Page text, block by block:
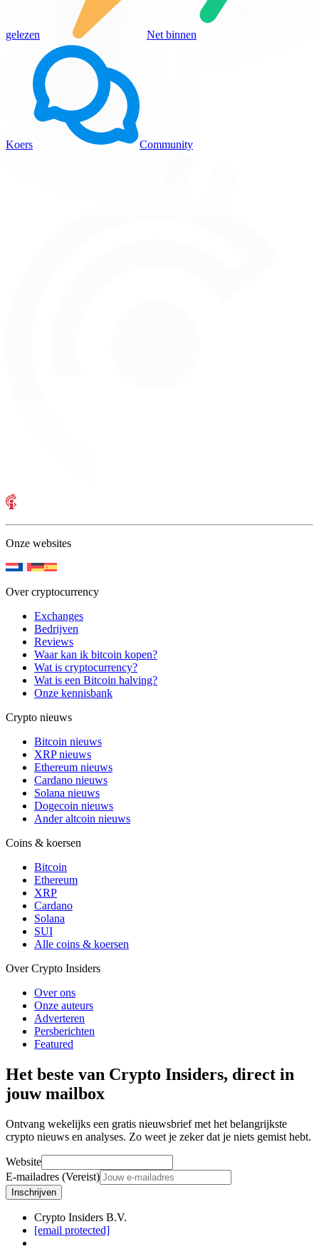
gelezen Net binnen
Koers Community
Onze websites
Over cryptocurrency
Exchanges
Bedrijven
Reviews
Waar kan ik bitcoin kopen?
Wat is cryptocurrency?
Wat is een Bitcoin halving?
Onze kennisbank
Crypto nieuws
Bitcoin nieuws
XRP nieuws
Ethereum nieuws
Cardano nieuws
Solana nieuws
Dogecoin nieuws
Ander altcoin nieuws
Coins & koersen
Bitcoin
Ethereum
XRP
Cardano
Solana
SUI
Alle coins & koersen
Over Crypto Insiders
Over ons
Onze auteurs
Adverteren
Persberichten
Featured
Het beste van Crypto Insiders, direct in
jouw mailbox
Ontvang wekelijks een gratis nieuwsbrief met het belangrijkste
crypto nieuws en analyses. Zo weet je zeker dat je niets gemist hebt.
Website
E-mailadres (Vereist)
Inschrijven
Crypto Insiders B.V.
[email protected]